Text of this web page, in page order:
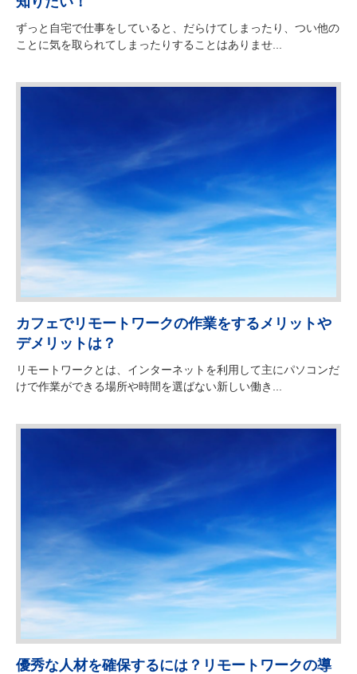
ずっと自宅で仕事をしていると、だらけてしまったり、つい他の
ことに気を取られてしまったりすることはありませ...
カフェでリモートワークの作業をするメリットや
デメリットは？
リモートワークとは、インターネットを利用して主にパソコンだ
けで作業ができる場所や時間を選ばない新しい働き...
優秀な人材を確保するには？リモートワークの導